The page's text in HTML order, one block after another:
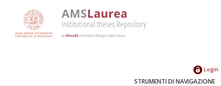
Login
STRUMENTI DI NAVIGAZIONE